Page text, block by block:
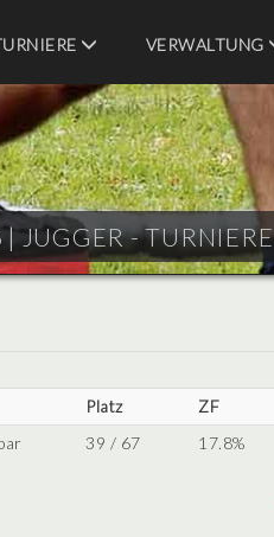
VERWALTUNG
|JUGGER -
Platz ZF
39 / 67 17.8%